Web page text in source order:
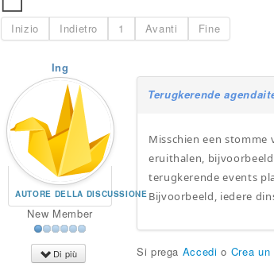
Inizio Indietro 1 Avanti Fine
Ing
AUTORE DELLA DISCUSSIONE
New Member
Di più
Terugkerende
Misschien een stomme
eruithalen,
terugkerende events
Bijvoorbeeld, iedere
Si prega Accedi o Crea